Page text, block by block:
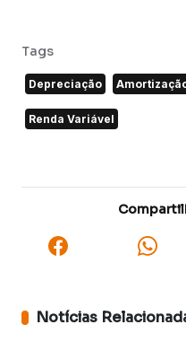
Tags
Depreciação
Renda Variável
Notícias